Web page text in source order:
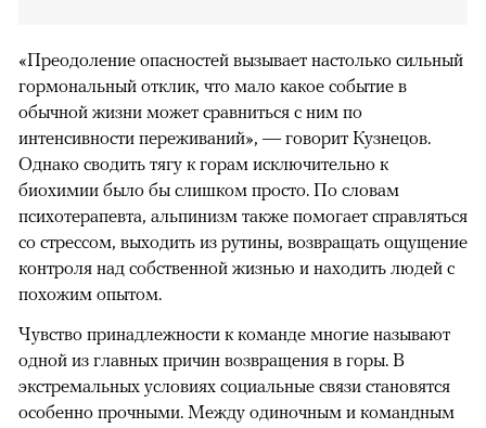
«Преодоление опасностей вызывает настолько сильный
гормональный отклик, что мало какое событие в
обычной жизни может сравниться с ним по
интенсивности переживаний», — говорит Кузнецов.
Однако сводить тягу к горам исключительно к
биохимии было бы слишком просто. По словам
психотерапевта, альпинизм также помогает справляться
со стрессом, выходить из рутины, возвращать ощущение
контроля над собственной жизнью и находить людей с
похожим опытом.
Чувство принадлежности к команде многие называют
одной из главных причин возвращения в горы. В
экстремальных условиях социальные связи становятся
особенно прочными. Между одиночным и командным